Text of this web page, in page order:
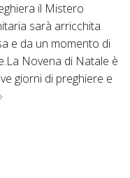
il Mistero
sarà arricchita
e da un momento di
Novena di Natale è
giorni di preghiere e